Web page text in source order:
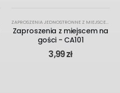
,NA CHRZEST,ZAPROSZENIA ZAPROSZENIA JEDNOSTRONNE Z MIEJSCEM NA GOŚCI
Zaproszenia z miejscem na
gości - CA101
3,99zł